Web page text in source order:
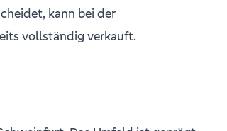
kann bei der
vollständig verkauft.